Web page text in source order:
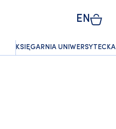
EN
KSIĘGARNIA UNIWERSYTECKA